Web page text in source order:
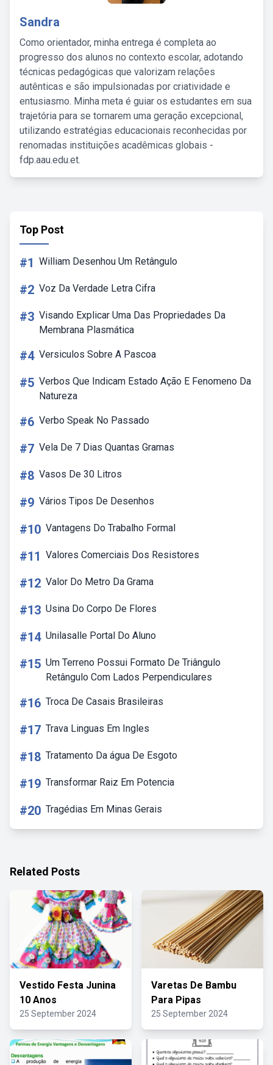
Sandra
Como orientador, minha entrega é completa ao
progresso dos alunos no contexto escolar, adotando
técnicas pedagógicas que valorizam relações
autênticas e são impulsionadas por criatividade e
entusiasmo. Minha meta é guiar os estudantes em sua
trajetória para se tornarem uma geração excepcional,
utilizando estratégias educacionais reconhecidas por
renomadas instituições acadêmicas globais -
fdp.aau.edu.et.
Top Post
#1 William Desenhou Um Retângulo
#2 Voz Da Verdade Letra Cifra
#3 Visando Explicar Uma Das Propriedades Da
Membrana Plasmática
#4 Versiculos Sobre A Pascoa
#5 Verbos Que Indicam Estado Ação E Fenomeno Da
Natureza
#6 Verbo Speak No Passado
#7 Vela De 7 Dias Quantas Gramas
#8 Vasos De 30 Litros
#9 Vários Tipos De Desenhos
#10 Vantagens Do Trabalho Formal
#11 Valores Comerciais Dos Resistores
#12 Valor Do Metro Da Grama
#13 Usina Do Corpo De Flores
#14 Unilasalle Portal Do Aluno
#15 Um Terreno Possui Formato De Triângulo
Retângulo Com Lados Perpendiculares
#16 Troca De Casais Brasileiras
#17 Trava Linguas Em Ingles
#18 Tratamento Da água De Esgoto
#19 Transformar Raiz Em Potencia
#20 Tragédias Em Minas Gerais
Related Posts
Vestido Festa Junina
10 Anos
25 September 2024
Varetas De Bambu
Para Pipas
25 September 2024